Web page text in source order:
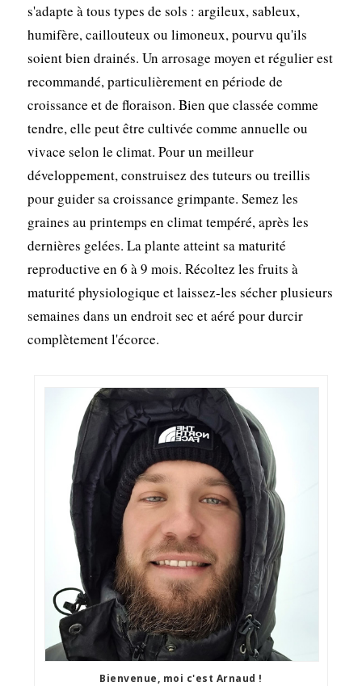
s'adapte à tous types de sols : argileux, sableux,
humifère, caillouteux ou limoneux, pourvu qu'ils
soient bien drainés. Un arrosage moyen et régulier est
recommandé, particulièrement en période de
croissance et de floraison. Bien que classée comme
tendre, elle peut être cultivée comme annuelle ou
vivace selon le climat. Pour un meilleur
développement, construisez des tuteurs ou treillis
pour guider sa croissance grimpante. Semez les
graines au printemps en climat tempéré, après les
dernières gelées. La plante atteint sa maturité
reproductive en 6 à 9 mois. Récoltez les fruits à
maturité physiologique et laissez-les sécher plusieurs
semaines dans un endroit sec et aéré pour durcir
complètement l'écorce.
Bienvenue, moi c'est Arnaud !